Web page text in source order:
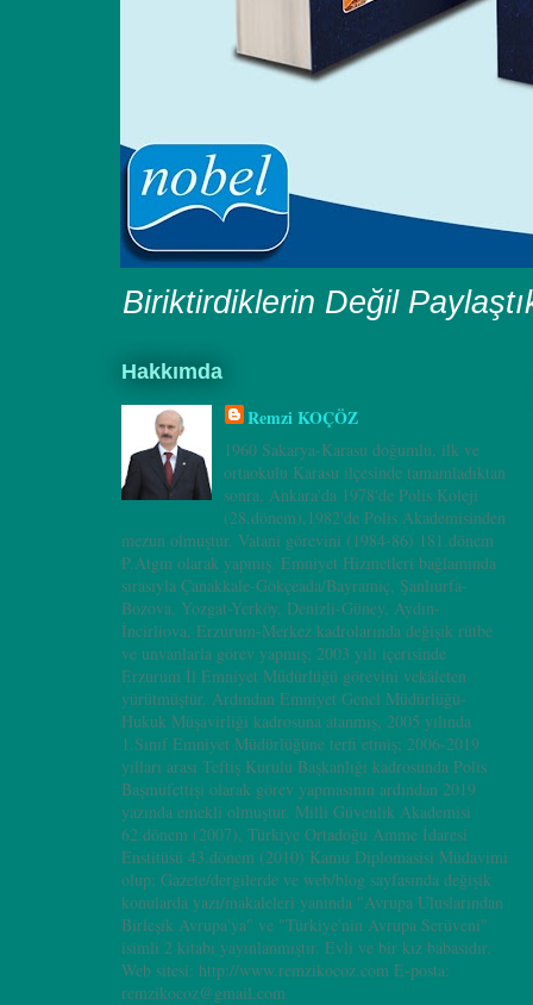
Biriktirdiklerin Değil
Hakkımda
Remzi KOÇÖZ
1960 Sakarya-Karasu doğumlu, ilk ve
ortaokulu Karasu ilçesinde tamamladıktan
sonra, Ankara’da 1978'de Polis Koleji
(28.dönem),1982'de Polis Akademisinden
mezun olmuştur. Vatani görevini (1984-86) 181.dönem
P.Atgm olarak yapmış. Emniyet Hizmetleri bağlamında
sırasıyla Çanakkale-Gökçeada/Bayramiç, Şanlıurfa-
Bozova, Yozgat-Yerköy, Denizli-Güney, Aydın-
İncirliova, Erzurum-Merkez kadrolarında değişik rütbe
ve unvanlarla görev yapmış; 2003 yılı içerisinde
Erzurum İl Emniyet Müdürlüğü görevini vekâleten
yürütmüştür. Ardından Emniyet Genel Müdürlüğü-
Hukuk Müşavirliği kadrosuna atanmış, 2005 yılında
1.Sınıf Emniyet Müdürlüğüne terfi etmiş; 2006-2019
yılları arası Teftiş Kurulu Başkanlığı kadrosunda Polis
Başmüfettişi olarak görev yapmasının ardından 2019
yazında emekli olmuştur. Milli Güvenlik Akademisi
62.dönem (2007), Türkiye Ortadoğu Amme İdaresi
Enstitüsü 43.dönem (2010) Kamu Diplomasisi Müdavimi
olup; Gazete/dergilerde ve web/blog sayfasında değişik
konularda yazı/makaleleri yanında "Avrupa Uluslarından
Birleşik Avrupa'ya" ve "Türkiye'nin Avrupa Serüveni"
isimli 2 kitabı yayınlanmıştır. Evli ve bir kız babasıdır.
Web sitesi: http://www.remzikocoz.com E-posta:
remzikocoz@gmail.com